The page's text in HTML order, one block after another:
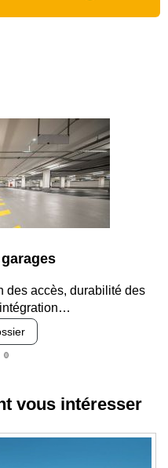
des accès, durabilité des
vous intéresser